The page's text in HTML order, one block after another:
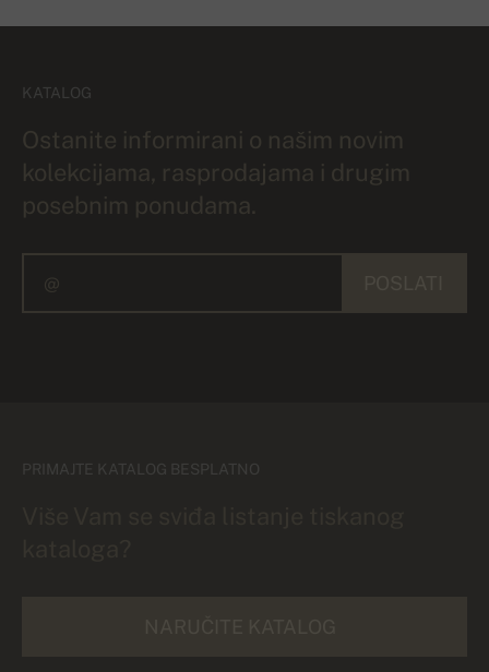
KATALOG
Ostanite informirani o našim novim
kolekcijama, rasprodajama i drugim
posebnim ponudama.
PRIMAJTE KATALOG BESPLATNO